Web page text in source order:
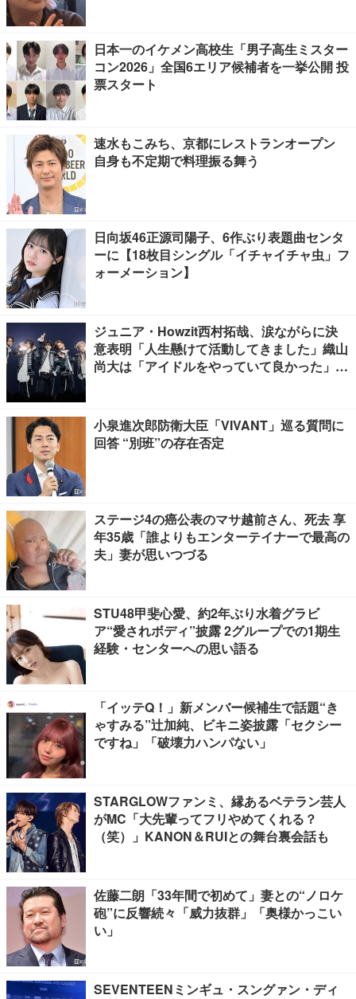
日本一のイケメン高校生「男子高生ミスター
コン2026」全国6エリア候補者を一挙公開 投
票スタート
速水もこみち、京都にレストランオープン
自身も不定期で料理振る舞う
日向坂46正源司陽子、6作ぶり表題曲センタ
ーに【18枚目シングル「イチャイチャ虫」フ
ォーメーション】
ジュニア・Howzit西村拓哉、涙ながらに決
意表明「人生懸けて活動してきました」織山
尚大は「アイドルをやっていて良かった」
小泉進次郎防衛大臣「VIVANT」巡る質問に
回答 “別班”の存在否定
ステージ4の癌公表のマサ越前さん、死去 享
年35歳「誰よりもエンターテイナーで最高の
夫」妻が思いつづる
STU48甲斐心愛、約2年ぶり水着グラビ
ア“愛されボディ”披露 2グループでの1期生
経験・センターへの思い語る
「イッテQ！」新メンバー候補生で話題“き
ゃすみる”辻加純、ビキニ姿披露「セクシー
ですね」「破壊力ハンパない」
STARGLOWファンミ、縁あるベテラン芸人
がMC「大先輩ってフリやめてくれる？
（笑）」KANON＆RUIとの舞台裏会話も
佐藤二朗「33年間で初めて」妻との“ノロケ
砲”に反響続々「威力抜群」「奥様かっこい
い」
SEVENTEENミンギュ・スングァン・ディ